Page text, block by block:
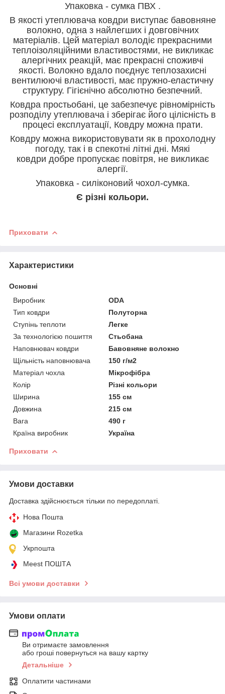
Упаковка - сумка ПВХ .
В якості утеплювача ковдри виступає бавовняне
волокно, одна з найлегших і довговічних
матеріалів. Цей матеріал володіє прекрасними
теплоізоляційними властивостями, не викликає
алергічних реакцій, має прекрасні споживчі
якості. Волокно вдало поєднує теплозахисні
вентилюючі властивості, має пружно-еластичну
структуру. Гігієнічно абсолютно безпечний.
Ковдра простьобані, це забезпечує рівномірність
розподілу утеплювача і зберігає його цілісність в
процесі експлуатації, Ковдру можна прати.
Ковдру можна використовувати як в прохолодну
погоду, так і в спекотні літні дні. Мякі
ковдри добре пропускає повітря, не викликає
алергії.
Упаковка - силіконовий чохол-сумка.
Є різні кольори.
Приховати
Характеристики
Основні
Виробник
ODA
Тип ковдри
Полуторна
Ступінь теплоти
Легке
За технологією пошиття
Стьобана
Наповнювач ковдри
Бавовняне волокно
Щільність наповнювача
150 г/м2
Матеріал чохла
Мікрофібра
Колір
Різні кольори
Ширина
155 см
Довжина
215 см
Вага
490 г
Країна виробник
Україна
Приховати
Умови доставки
Доставка здійснюється тільки по передоплаті.
Нова Пошта
Магазини Rozetka
Укрпошта
Meest ПОШТА
Всі умови доставки
Умови оплати
Ви отримаєте замовлення
або гроші повернуться на вашу картку
Детальніше
Оплатити частинами